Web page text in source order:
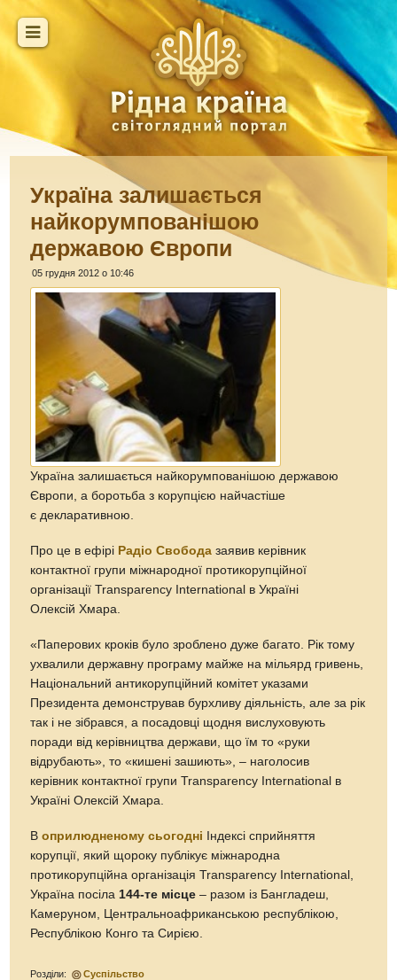
Україна залишається
найкорумпованішою
державою Європи
05 грудня 2012 о 10:46
Україна залишається найкорумпованішою державою
Європи, а боротьба з корупцією найчастіше
є декларативною.
Про це в ефірі Радіо Свобода заявив керівник
контактної групи міжнародної протикорупційної
організації Transparency International в Україні
Олексій Хмара.
«Паперових кроків було зроблено дуже багато. Рік тому
ухвалили державну програму майже на мільярд гривень,
Національний антикорупційний комітет указами
Президента демонстрував бурхливу діяльність, але за рік
так і не зібрався, а посадовці щодня вислуховують
поради від керівництва держави, що їм то «руки
відрубають», то «кишені зашиють», – наголосив
керівник контактної групи Transparency International в
Україні Олексій Хмара.
Воприлюдненому сьогодні Індексі сприйняття
корупції, який щороку публікує міжнародна
протикорупційна організація Transparency International,
Україна посіла 144-те місце – разом із Бангладеш,
Камеруном, Центральноафриканською республікою,
Республікою Конго та Сирією.
Розділи: Суспільство